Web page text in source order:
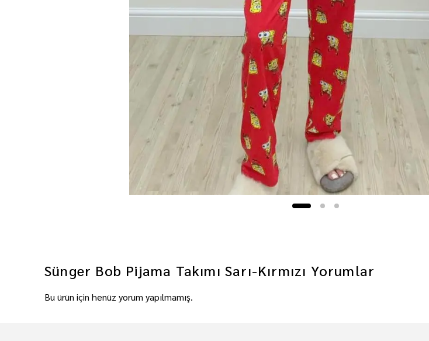
Sünger Bob Pijama Takımı Sarı-Kırmızı Yorumlar
Bu ürün için henüz yorum yapılmamış.